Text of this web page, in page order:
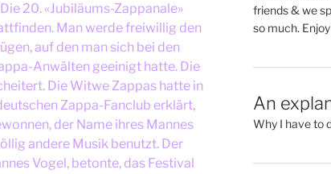
20. «Jubiläums-Zappanale»
Man werde freiwillig den
auf den man sich bei den
Anwälten geeinigt hatte. Die
Die Witwe Zappas hatte in
Zappa-Fanclub erklärt,
der Name ihres Mannes
andere Musik benutzt. Der
Vogel, betonte, das Festival
friends & we
so much.
An
Why I have to